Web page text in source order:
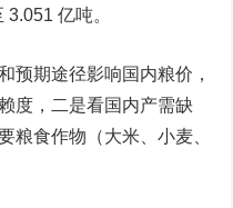
亿吨。
期途径影响国内粮价，
度，二是看国内产需缺
粮食作物（大米、小麦、